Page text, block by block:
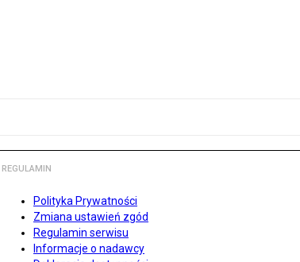
REGULAMIN
Polityka Prywatności
Zmiana ustawień zgód
Regulamin serwisu
Informacje o nadawcy